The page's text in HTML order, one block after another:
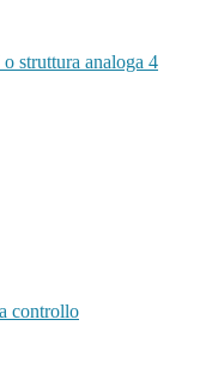
struttura analoga 4
controllo